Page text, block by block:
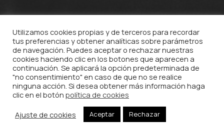
Utilizamos cookies propias y de terceros para recordar
tus preferencias y obtener analíticas sobre parámetros
de navegación. Puedes aceptar o rechazar nuestras
cookies haciendo clic en los botones que aparecen a
continuación. Se aplicará la opción predeterminada de
"no consentimiento" en caso de que no se realice
ninguna acción. Si desea obtener más información haga
clic en el botón política de cookies
Ajuste de cookies
Aceptar Rechazar